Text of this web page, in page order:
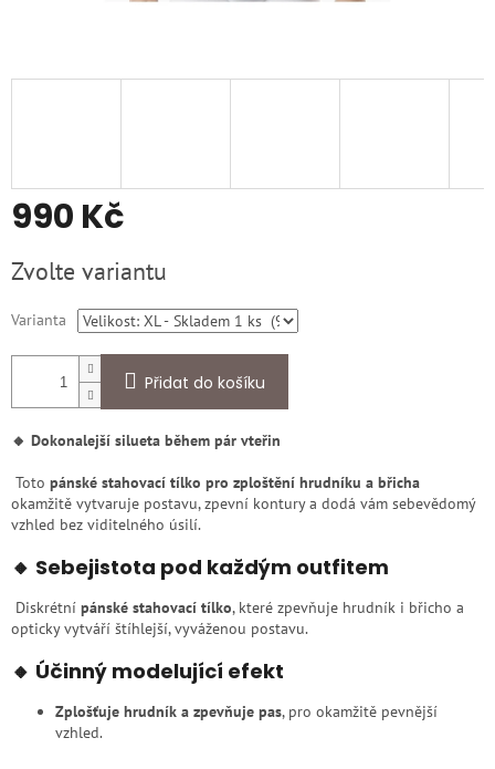
990 Kč
cena:
Zvolte variantu
Varianta
Přidat do košíku
🔸 Dokonalejší silueta během pár vteřin
Toto pánské stahovací tílko pro zploštění hrudníku a břicha
okamžitě vytvaruje postavu, zpevní kontury a dodá vám sebevědomý
vzhled bez viditelného úsilí.
🔸 Sebejistota pod každým outfitem
Diskrétní pánské stahovací tílko, které zpevňuje hrudník i břicho a
opticky vytváří štíhlejší, vyváženou postavu.
🔸 Účinný modelující efekt
Zplošťuje hrudník a zpevňuje pas, pro okamžitě pevnější
vzhled.